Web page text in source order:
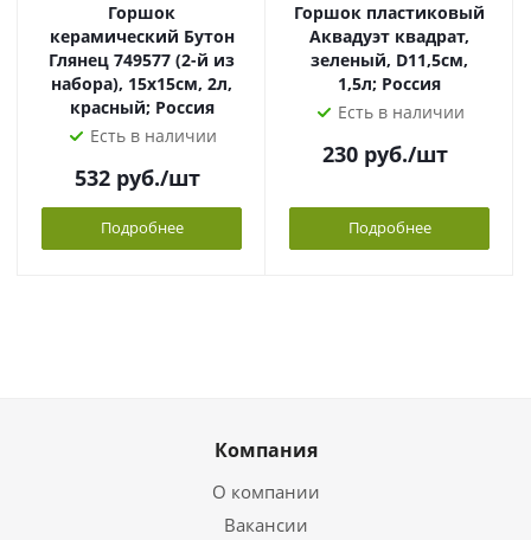
Горшок
керамический Бутон
Глянец 749577 (2-й из
набора), 15х15см, 2л,
красный; Россия
Есть в наличии
532 руб./шт
Подробнее
Горшок пластиковый
Аквадуэт квадрат,
зеленый, D11,5см,
1,5л; Россия
Есть в наличии
230 руб./шт
Подробнее
Компания
О компании
Вакансии